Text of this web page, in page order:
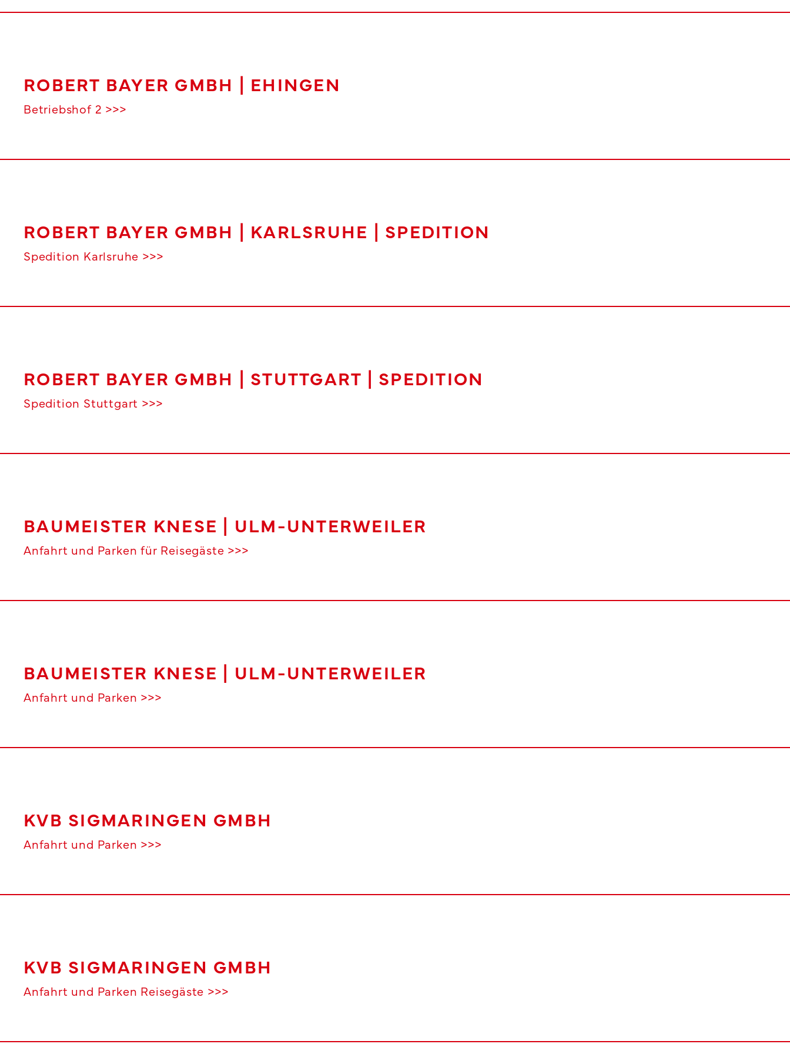
ROBERT BAYER GMBH | EHINGEN
Betriebshof 2 >>>
ROBERT BAYER GMBH | KARLSRUHE | SPEDITION
Spedition Karlsruhe >>>
ROBERT BAYER GMBH | STUTTGART | SPEDITION
Spedition Stuttgart >>>
BAUMEISTER KNESE | ULM-UNTERWEILER
Anfahrt und Parken für Reisegäste >>>
BAUMEISTER KNESE | ULM-UNTERWEILER
Anfahrt und Parken >>>
KVB SIGMARINGEN GMBH
Anfahrt und Parken >>>
KVB SIGMARINGEN GMBH
Anfahrt und Parken Reisegäste >>>